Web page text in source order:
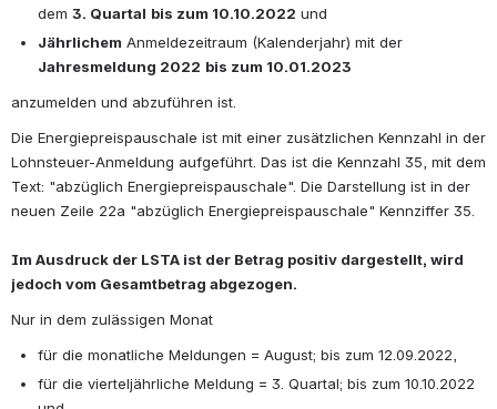
dem 3. Quartal bis zum 10.10.2022 und
Jährlichem
Jahresmeldung 2022 bis zum 10.01.2023
anzumelden und abzuführen ist.
Die Energiepreispauschale ist mit einer zusätzlichen Kennzahl in der
Lohnsteuer-Anmeldung aufgeführt. Das ist die Kennzahl 35, mit dem
Text: "abzüglich Energiepreispauschale". Die Darstellung ist in der
neuen Zeile 22a "abzüglich Energiepreispauschale" Kennziffer 35.
Im Ausdruck der LSTA ist der Betrag positiv dargestellt, wird
jedoch vom Gesamtbetrag abgezogen.
Nur in dem zulässigen Monat
für die monatliche Meldungen = August; bis zum 12.09.2022,
für die vierteljährliche Meldung = 3. Quartal; bis zum 10.10.2022